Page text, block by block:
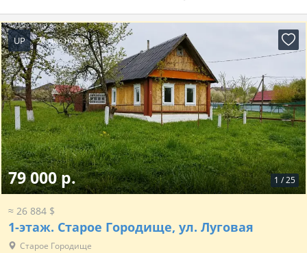
UP 21 час назад
1 /25
79 000 р.
≈ 26 884 $
1-этаж. Старое Городище, ул. Луговая
Старое Городище